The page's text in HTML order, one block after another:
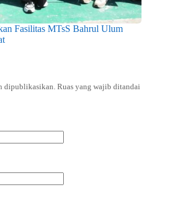
Fasilitas MTsS Bahrul Ulum
dipublikasikan. Ruas yang wajib ditandai